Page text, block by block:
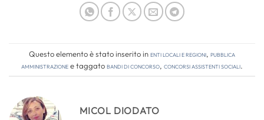
Questo elemento è stato inserito inEnti locali e regioni, Pubblica
amministrazionee taggatobandi di concorso, concorsi assistenti sociali.
MICOL DIODATO